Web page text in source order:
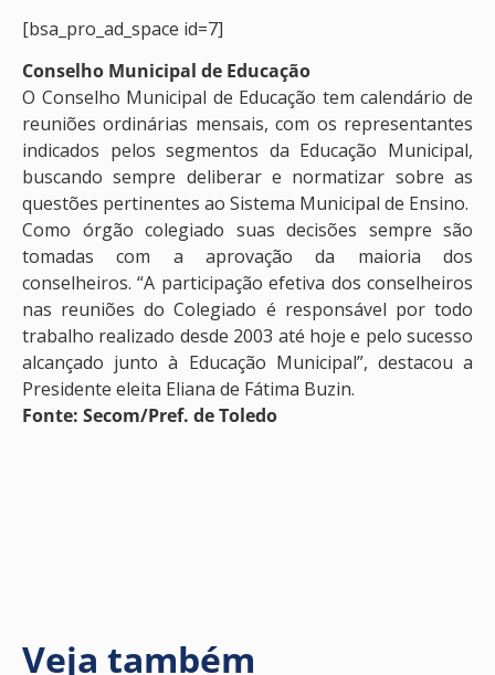
[bsa_pro_ad_space id=7]
Conselho Municipal de Educação
O Conselho Municipal de Educação tem calendário de
reuniões ordinárias mensais, com os representantes
indicados pelos segmentos da Educação Municipal,
buscando sempre deliberar e normatizar sobre as
questões pertinentes ao Sistema Municipal de Ensino.
Como órgão colegiado suas decisões sempre são
tomadas com a aprovação da maioria dos
conselheiros. “A participação efetiva dos conselheiros
nas reuniões do Colegiado é responsável por todo
trabalho realizado desde 2003 até hoje e pelo sucesso
alcançado junto à Educação Municipal”, destacou a
Presidente eleita Eliana de Fátima Buzin.
Fonte: Secom/Pref. de Toledo
Veja também